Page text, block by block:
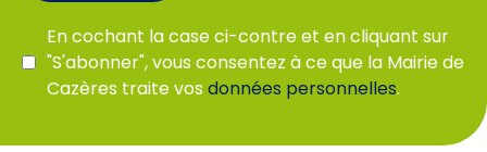
En cochant la case ci-contre et en cliquant sur
"S'abonner", vous consentez à ce que la Mairie de
Cazères traite vosdonnées personnelles.